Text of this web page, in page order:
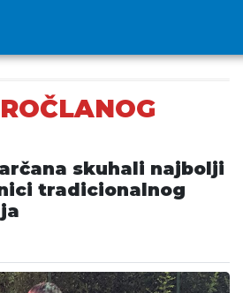
skuhali najbolji
tradicionalnog